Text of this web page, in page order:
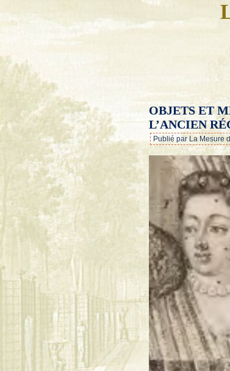
OBJETS ET
L’ANCIEN
Publié par La Mesure